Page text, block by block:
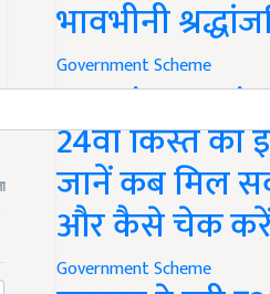
भावभीनी
Government Scheme
PM Kisan
24वीं किस्त का
जानें कब मिल
और कैसे चेक करें
Government Scheme